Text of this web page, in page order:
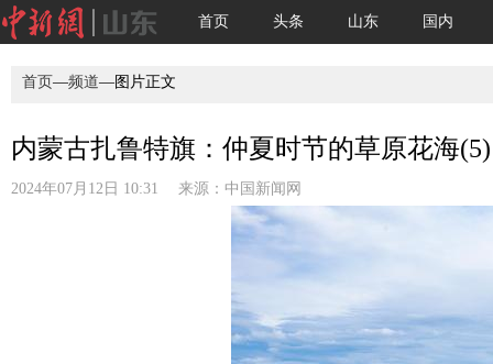
首页 头条 山东 国内
首页—频道—图片正文
内蒙古扎鲁特旗：仲夏时节的草原花海(5)
2024年07月12日 10:31 来源： 中国新闻网